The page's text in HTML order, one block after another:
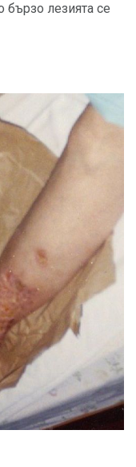
бързо лезията се